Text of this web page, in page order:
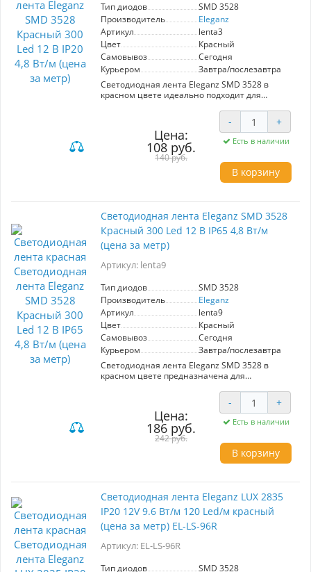
Тип диодов
SMD 3528
Производитель
Eleganz
Артикул
lenta3
Цвет
Красный
Самовывоз
Сегодня
Курьером
Завтра/послезавтра
Светодиодная лента Eleganz SMD 3528 в
красном цвете идеально подходит для
создания атмосферного освещения. С
мощностью 4,8 Вт/м и 60 диодами на метр
обеспечивает яркое и насыщенное свечение.
Работает от 12 вольт, степень защиты IP20
подходит для использования в помещениях.
Цена:
108 руб.
140 руб.
- +
Есть в наличии
В корзину
Светодиодная лента Eleganz SMD 3528
Красный 300 Led 12 В IP65 4,8 Вт/м
(цена за метр)
Артикул: lenta9
Тип диодов
SMD 3528
Производитель
Eleganz
Артикул
lenta9
Цвет
Красный
Самовывоз
Сегодня
Курьером
Завтра/послезавтра
Светодиодная лента Eleganz SMD 3528 в
красном цвете предназначена для
имеет 60 диодов на метр и мощность 4,8 Вт/м,
что обеспечивает яркий и насыщенный свет.
Работает от напряжения 12 В, герметичная
конструкция с защитой IP65 позволяет
использовать ленту в помещениях и на улице.
Цена указана за 1 метр. Идеальный выбор для
создания атмосферного освещения.
Цена:
186 руб.
242 руб.
- +
Есть в наличии
В корзину
Светодиодная лента Eleganz LUX 2835
IP20 12V 9.6 Вт/м 120 Led/м красный
(цена за метр) EL-LS-96R
Артикул: EL-LS-96R
Тип диодов
SMD 3528